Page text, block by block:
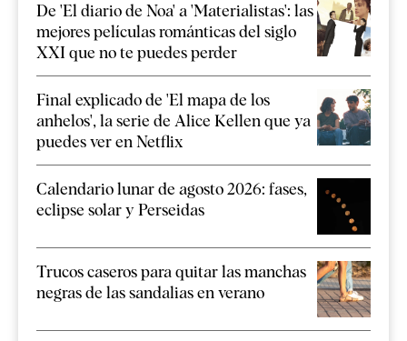
De 'El diario de Noa' a 'Materialistas': las
mejores películas románticas del siglo
XXI que no te puedes perder
Final explicado de 'El mapa de los
anhelos', la serie de Alice Kellen que ya
puedes ver en Netflix
Calendario lunar de agosto 2026: fases,
eclipse solar y Perseidas
Trucos caseros para quitar las manchas
negras de las sandalias en verano